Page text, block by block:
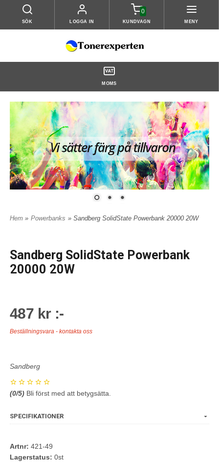
SÖK LOGGA IN
0
KUNDVAGN MENY
MOMS
Hem » Powerbanks » Sandberg SolidState Powerbank 20000 20W
Sandberg SolidState Powerbank
20000 20W
487 kr :-
Beställningsvara - kontakta oss
Sandberg
(0/5) Bli först med att betygsätta.
SPECIFIKATIONER
Artnr: 421-49
Lagerstatus: 0st